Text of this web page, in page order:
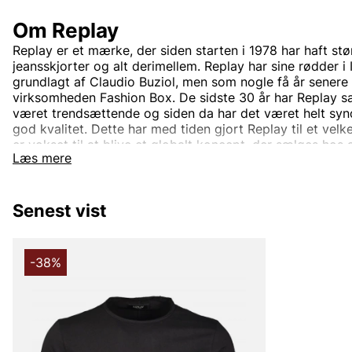
Læs mere
Om Replay
Replay er et mærke, der siden starten i 1978 har haft
jeansskjorter og alt derimellem. Replay har sine rødder
grundlagt af Claudio Buziol, men som nogle få år
virksomheden Fashion Box. De sidste 30 år har Replay
været trendsættende og siden da har det været helt
god kvalitet. Dette har med tiden gjort Replay til et
er vokset til at blive et globalt koncept, der sælges hos
dag.
karakteristisk italiensk design og innovativ stil. Disse
den succes, det har i dag, med sin ungdommelige og
Mere om Replays sortiment
Med rødder i Italien, som i mange år er blevet noget af
det ikke underligt, at Replays forskellige kollektioner
trendsættende og ungdommeligt moderne. Replay
signaturplagg, og som et brand med sit fokus på netop
andre klæder i Replays sortiment, der passer sammen
Senest vist
-38%